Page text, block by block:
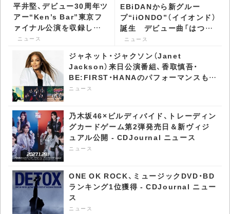
平井堅、デビュー30周年ツ
アー“Ken’s Bar”東京フ
ァイナル公演を収録した
Blu-ray＆DVDリリース -
CDJournal ニュース
ニュース
EBiDANから新グルー
プ“iiONDO”（イイオンド）
誕生 デビュー曲「はつ恋
ONDO」配信リリース決定
ニュース
ジャネット・ジャクソン（Janet
Jackson）来日公演番組、香取慎吾・
BE:FIRST・HANAのパフォーマンスも放
送決定 - CDJournal ニュース
ニュース
乃木坂46×ビルディバイド、トレーディン
グカードゲーム第2弾発売日＆新ヴィジ
ュアル公開 - CDJournal ニュース
ニュース
ONE OK ROCK、ミュージックDVD・BD
ランキング1位獲得 - CDJournal ニュー
ス
ニュース